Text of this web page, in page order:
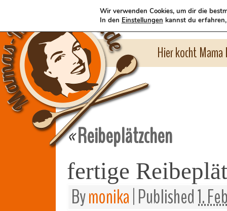
Hier kocht
«Reibeplätzchen
fertige
Bymonika|Published1.
Wir verwenden Cookies, um dir die
In den Einstellungen kannst du